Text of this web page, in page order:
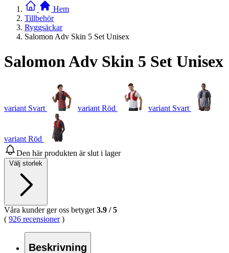
Hem
Tillbehör
Ryggsäckar
Salomon Adv Skin 5 Set Unisex
Salomon Adv Skin 5 Set Unisex
variant Svart variant Röd variant Svart
variant Röd
Den här produkten är slut i lager
Välj storlek
Våra kunder ger oss betyget 3.9 /5
( 926 recensioner)
Beskrivning